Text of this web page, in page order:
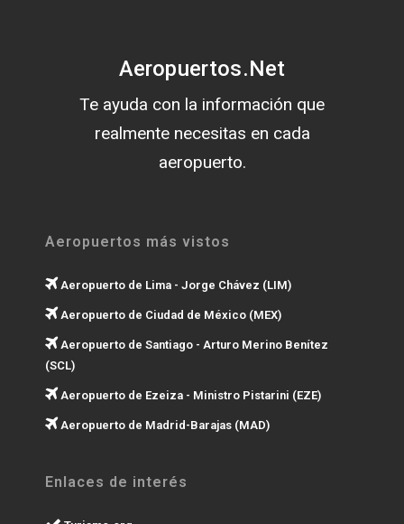
Aeropuertos.Net
Te ayuda con la información que
realmente necesitas en cada
aeropuerto.
Aeropuertos más vistos
Aeropuerto de Lima - Jorge Chávez (LIM)
Aeropuerto de Ciudad de México (MEX)
Aeropuerto de Santiago - Arturo Merino Benítez
(SCL)
Aeropuerto de Ezeiza - Ministro Pistarini (EZE)
Aeropuerto de Madrid-Barajas (MAD)
Enlaces de interés